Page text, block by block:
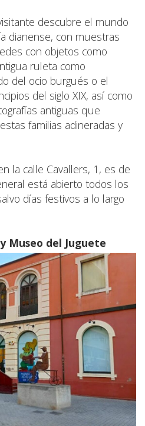
descubre el mundo
dianense, con muestras
con objetos como
ruleta como
del ocio burgués o el
del siglo XIX, así como
antiguas que
familias adineradas y
la calle Cavallers, 1, es de
está abierto todos los
días festivos a lo largo
Museo del Juguete